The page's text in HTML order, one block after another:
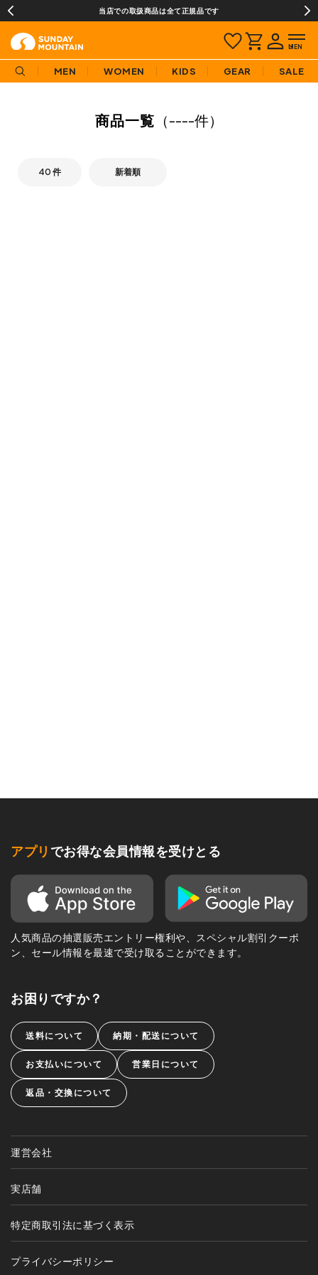
当店での取扱商品は全て正規品です
MEN WOMEN KIDS GEAR SALE
商品一覧 （----件）
アプリ でお得な会員情報を受けとる
人気商品の抽選販売エントリー権利や、スペシャル割引クーポ
ン、セール情報を最速で受け取ることができます。
お困りですか？
送料について 納期・配送について
お支払いについて 営業日について
返品・交換について
運営会社
実店舗
特定商取引法に基づく表示
プライバシーポリシー